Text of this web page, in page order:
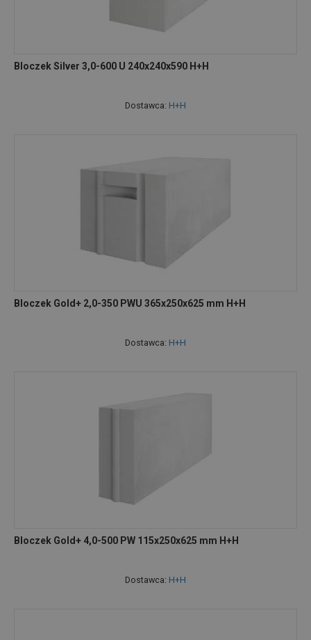
Bloczek Silver 3,0-600 U 240x240x590 H+H
Dostawca: H+H
Bloczek Gold+ 2,0-350 PWU 365x250x625 mm H+H
Dostawca: H+H
Bloczek Gold+ 4,0-500 PW 115x250x625 mm H+H
Dostawca: H+H